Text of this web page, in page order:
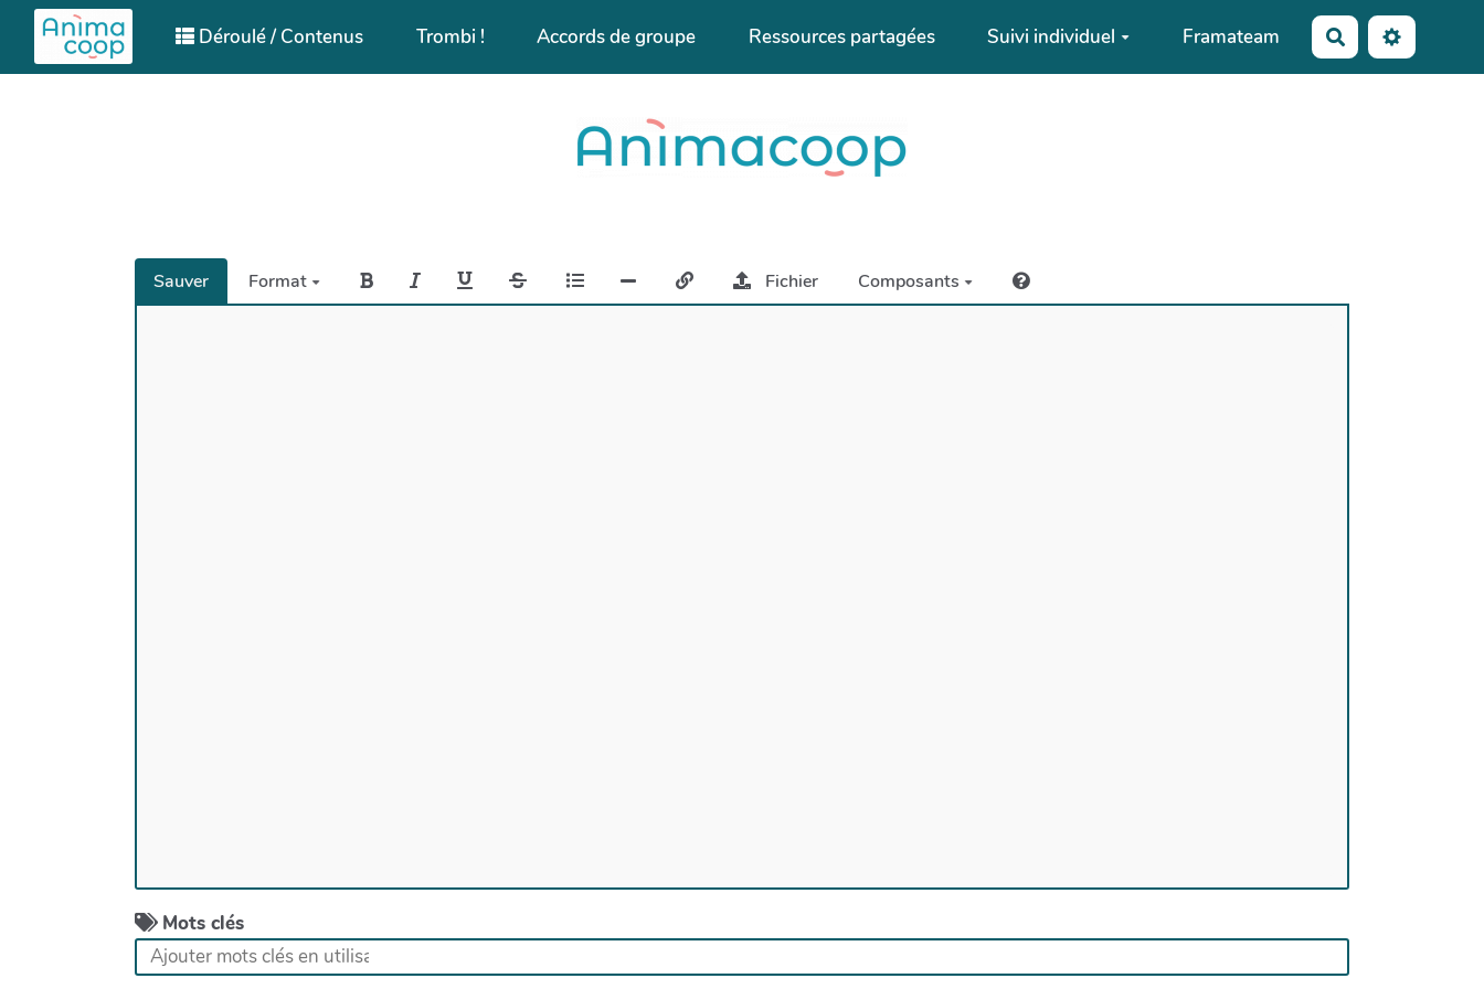
Aller au contenu principalDéroulé / Contenus Trombi ! Accords de groupe Ressources partagées Suivi individuel Framateam Rechercher
Sauver Format Fichier Composants
Mots clés